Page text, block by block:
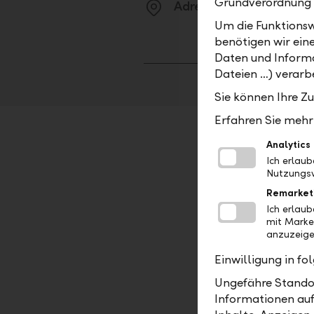
Adresse
Um die
benötigen wir
Daten und
Dateien …)
Sie können Ihre
Erfahren Sie
Analytics
Ich
Ich
mit
Einwilligung in
Ungefähre
Informationen